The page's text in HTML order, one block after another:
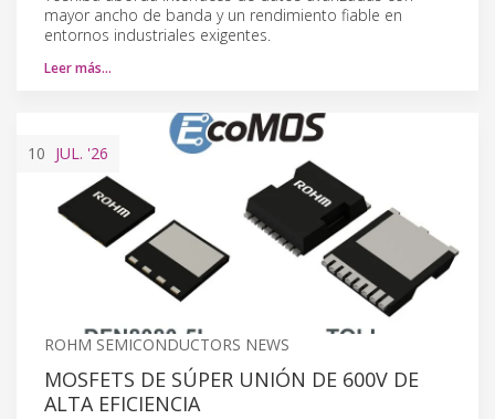
mayor ancho de banda y un rendimiento fiable en
entornos industriales exigentes.
Leer más…
10 JUL. '26
ROHM SEMICONDUCTORS NEWS
MOSFETS DE SÚPER UNIÓN DE 600V DE
ALTA EFICIENCIA